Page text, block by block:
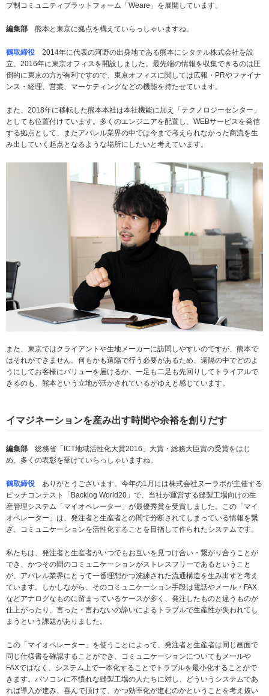
プ制コミュニティプラットフォーム「Weare」を展開しています。
編集部 熊本と東京に拠点を構えていらっしゃいますね。
鶴取締役 2014年に代表の河野の出身地である熊本にシタテル株式会社を設
立、2016年に東京オフィスを開設しました。最先端の情報を収集できるのは圧
倒的に東京の方が有利ですので、東京オフィスに関しては広報・PRやファイナ
ンス・経理、営業、マーケティングなどの機能を持たせています。
また、2018年に移転した熊本本社は本社機能に加え「テクノロジーセンター」
としても位置付けています。多くのエンジニアを配置し、WEBサービスを発信
する拠点として、またアパレル業界の中では今まで考えられなかった商流を生
み出していく起点となるような場所にしたいと考えています。
また、東京ではクライアントや生地メーカーに訪問しやすいのですが、熊本で
はそれができません。何もかも遠隔で行う必要があるため、遠隔の中でどのよ
うにしてお客様にバリューを届けるか、一足も二足も先回りしてトライアルで
きるのも、熊本という立地が活かされているがゆえと感じています。
イマジネーションを産み出す時間や余裕を創りだす
編集部 総務省「ICT地域活性化大賞2016」大賞・総務大臣賞の受賞をはじ
め、多くの表彰を受けていらっしゃいますね。
鶴取締役 ありがとうございます。今年の1月には株式会社ヌーラボが主催する
ピッチコンテスト「Backlog World20」で、当社が運営する縫製工場向けの生
産管理システム「マイオペレーター」が最優秀賞を受賞しました。この「マイ
オペレーター」は、発注者と生産者との間で分断されてしまっている情報を繋
ぎ、コミュニケーションを活性化することを目指して作られたシステムです。
私たちは、発注者と生産者がいつでもお互いを見つけ合い・繋がり合うことが
でき、かつその間のコミュニケーションがストレスフリーであるということ
が、アパレル業界にとって一番理想かつ洗練された流通構造を生み出すと考え
ています。しかしながら、そのコミュニケーション手段は電話やメール・FAX
などアナログなものに留まっているケースが多く、発注したものと違うものが
仕上がったり、言った・言わないの諍いによるトラブルで生産性が失われてし
まうという課題がありました。
この「マイオペレーター」を使うことによって、発注者と生産者は同じ画面で
同じ仕様書を確認することができ、コミュニケーションについてもメールや
FAXではなく、システム上で一本化することでトラブルを最小化することがで
きます。パソコンに不慣れな縫製工場の人たちに対し、どういうシステムであ
れば導入が進み、喜んで頂けて、かつ効率化が進むのかということを考え抜い